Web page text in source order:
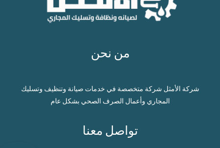
من نحن
شركة الأمثل شركة متخصصة في خدمات صيانة وتنظيف وتسليك
المجاري وأعمال الصرف الصحي بشكل عام
تواصل معنا